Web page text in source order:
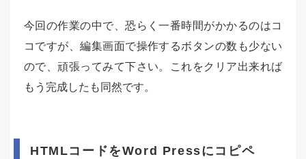
今回の作業の中で、恐らく一番時間がかかるのはコ
コですが、編集画面で操作するボタンの数も少ない
ので、頑張ってみて下さい。これをクリア出来れば
もう完成したも同然です。
HTMLコードをWord Pressにコピペ